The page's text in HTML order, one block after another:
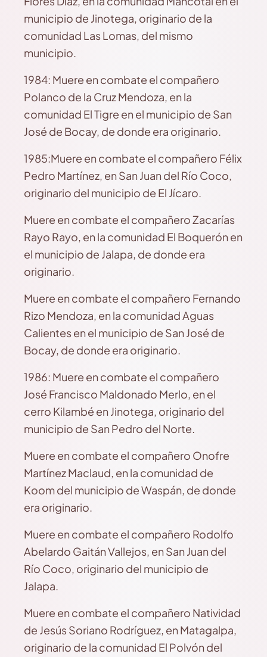
municipio de Jinotega, originario de la
comunidad Las Lomas, del mismo
municipio.
1984: Muere en combate el compañero
Polanco de la Cruz Mendoza, en la
comunidad El Tigre en el municipio de San
José de Bocay, de donde era originario.
1985:Muere en combate el compañero Félix
Pedro Martínez, en San Juan del Río Coco,
originario del municipio de El Jícaro.
Muere en combate el compañero Zacarías
Rayo Rayo, en la comunidad El Boquerón en
el municipio de Jalapa, de donde era
originario.
Muere en combate el compañero Fernando
Rizo Mendoza, en la comunidad Aguas
Calientes en el municipio de San José de
Bocay, de donde era originario.
1986: Muere en combate el compañero
José Francisco Maldonado Merlo, en el
cerro Kilambé en Jinotega, originario del
municipio de San Pedro del Norte.
Muere en combate el compañero Onofre
Martínez Maclaud, en la comunidad de
Koom del municipio de Waspán, de donde
era originario.
Muere en combate el compañero Rodolfo
Abelardo Gaitán Vallejos, en San Juan del
Río Coco, originario del municipio de
Jalapa.
Muere en combate el compañero Natividad
de Jesús Soriano Rodríguez, en Matagalpa,
originario de la comunidad El Polvón del